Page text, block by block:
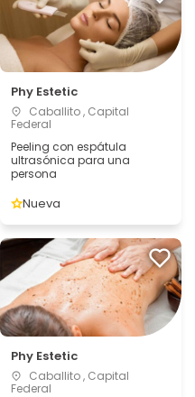
Phy Estetic
Caballito , Capital
Federal
Peeling con espátula
ultrasónica para una
persona
Nueva
Phy Estetic
Caballito , Capital
Federal